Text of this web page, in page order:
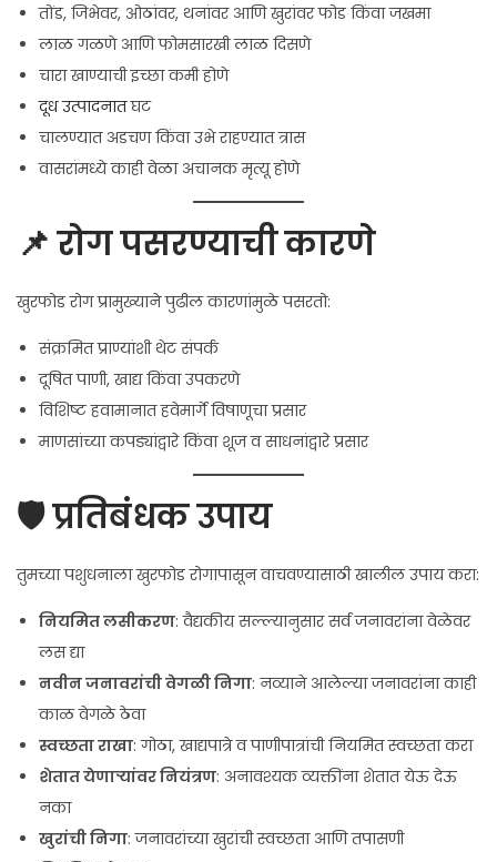
तोंड, जिभेवर, ओठांवर, थनांवर आणि खुरांवर फोड किंवा जखमा
लाळ गळणे आणि फोमसारखी लाळ दिसणे
चारा खाण्याची इच्छा कमी होणे
दूध उत्पादनातघट
चालण्यात अडचण किंवा उभे राहण्यात त्रास
वासरांमध्ये काही वेळा अचानक मृत्यू होणे
📌 रोग पसरण्याची कारणे
खुरफोड रोग प्रामुख्याने पुढील कारणांमुळे पसरतो:
संक्रमित प्राण्यांशी थेट संपर्क
दूषित पाणी, खाद्य किंवा उपकरणे
विशिष्ट हवामानात हवेमार्गे विषाणूचा प्रसार
माणसांच्या कपड्यांद्वारे किंवा शूज व साधनांद्वारे प्रसार
🛡️ प्रतिबंधक उपाय
तुमच्या पशुधनाला खुरफोड रोगापासून वाचवण्यासाठी खालील उपाय करा:
नियमित लसीकरण: वैद्यकीय सल्ल्यानुसार सर्व जनावरांना वेळेवर
लस द्या
नवीन जनावरांची वेगळी निगा: नव्याने आलेल्या जनावरांना काही
काळ वेगळे ठेवा
स्वच्छता राखा: गोठा, खाद्यपात्रे व पाणीपात्रांची नियमित स्वच्छता करा
शेतात येणाऱ्यांवर नियंत्रण: अनावश्यक व्यक्तींना शेतात येऊ देऊ
नका
खुरांची निगा: जनावरांच्या खुरांची स्वच्छता आणि तपासणी